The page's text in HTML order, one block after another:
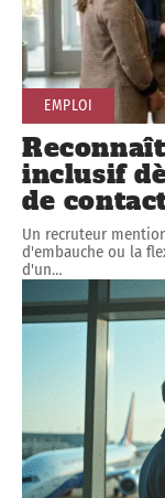
EMPLOI
inclusif
de
Un recruteur
d'embauche ou la
d'un…